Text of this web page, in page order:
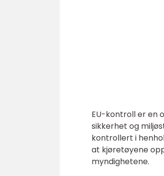
EU-kontroll er en
sikkerhet og
kontrollert i
at kjøretøyene
myndighetene.